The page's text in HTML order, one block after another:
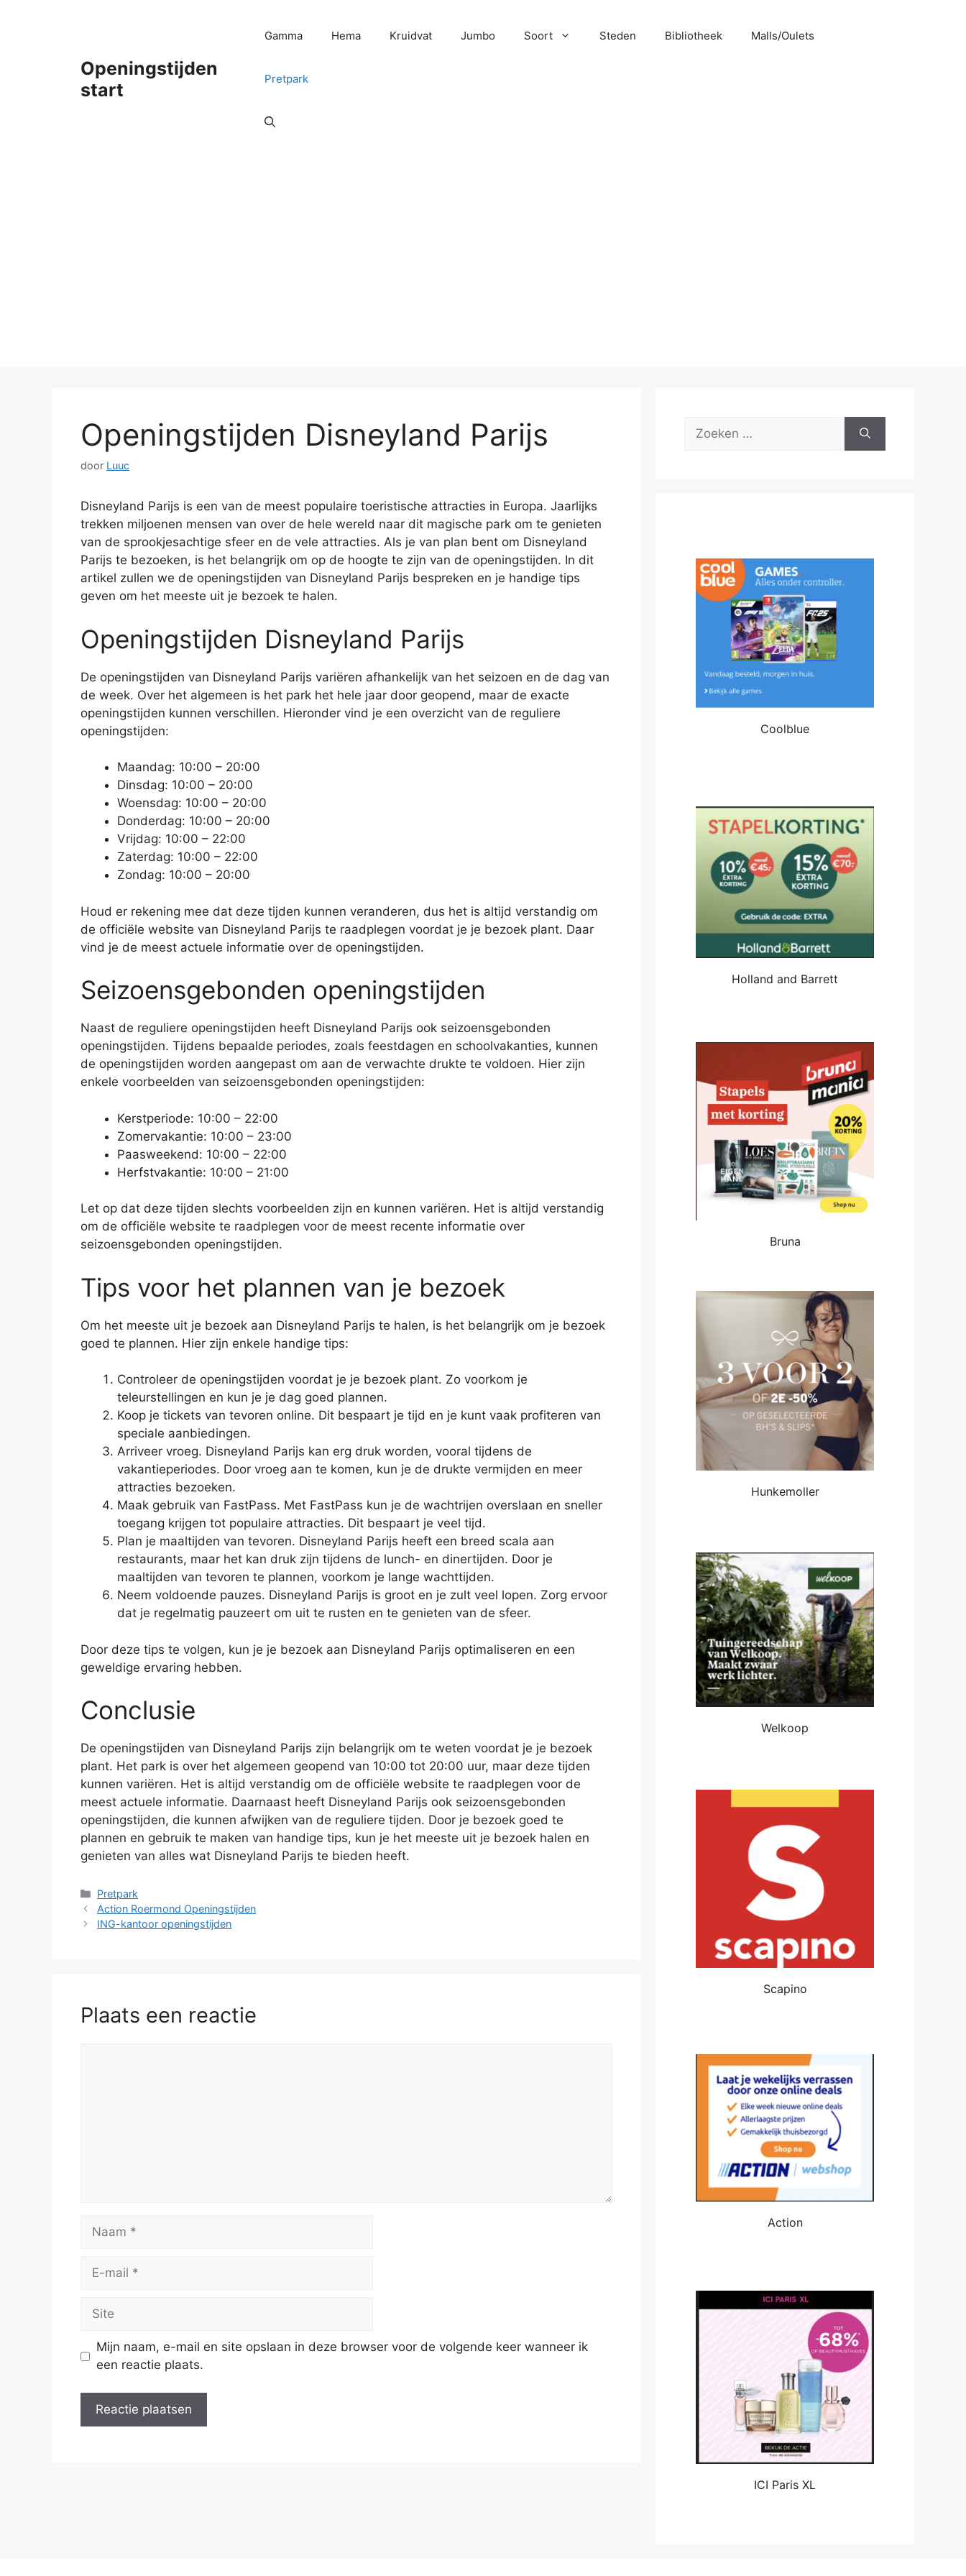
Openingstijden
start
Gamma Hema Kruidvat Jumbo Soort Steden Bibliotheek Malls/Oulets
Pretpark
Openingstijden Disneyland Parijs
door Luuc
Disneyland Parijs is een van de meest populaire toeristische attracties in Europa. Jaarlijks
trekken miljoenen mensen van over de hele wereld naar dit magische park om te genieten
van de sprookjesachtige sfeer en de vele attracties. Als je van plan bent om Disneyland
Parijs te bezoeken, is het belangrijk om op de hoogte te zijn van de openingstijden. In dit
artikel zullen we de openingstijden van Disneyland Parijs bespreken en je handige tips
geven om het meeste uit je bezoek te halen.
Openingstijden Disneyland Parijs
De openingstijden van Disneyland Parijs variëren afhankelijk van het seizoen en de dag van
de week. Over het algemeen is het park het hele jaar door geopend, maar de exacte
openingstijden kunnen verschillen. Hieronder vind je een overzicht van de reguliere
openingstijden:
Maandag: 10:00 – 20:00
Dinsdag: 10:00 – 20:00
Woensdag: 10:00 – 20:00
Donderdag: 10:00 – 20:00
Vrijdag: 10:00 – 22:00
Zaterdag: 10:00 – 22:00
Zondag: 10:00 – 20:00
Houd er rekening mee dat deze tijden kunnen veranderen, dus het is altijd verstandig om
de officiële website van Disneyland Parijs te raadplegen voordat je je bezoek plant. Daar
vind je de meest actuele informatie over de openingstijden.
Seizoensgebonden openingstijden
Naast de reguliere openingstijden heeft Disneyland Parijs ook seizoensgebonden
openingstijden. Tijdens bepaalde periodes, zoals feestdagen en schoolvakanties, kunnen
de openingstijden worden aangepast om aan de verwachte drukte te voldoen. Hier zijn
enkele voorbeelden van seizoensgebonden openingstijden:
Kerstperiode: 10:00 – 22:00
Zomervakantie: 10:00 – 23:00
Paasweekend: 10:00 – 22:00
Herfstvakantie: 10:00 – 21:00
Let op dat deze tijden slechts voorbeelden zijn en kunnen variëren. Het is altijd verstandig
om de officiële website te raadplegen voor de meest recente informatie over
seizoensgebonden openingstijden.
Tips voor het plannen van je bezoek
Om het meeste uit je bezoek aan Disneyland Parijs te halen, is het belangrijk om je bezoek
goed te plannen. Hier zijn enkele handige tips:
Controleer de openingstijden voordat je je bezoek plant. Zo voorkom je
teleurstellingen en kun je je dag goed plannen.
Koop je tickets van tevoren online. Dit bespaart je tijd en je kunt vaak profiteren van
speciale aanbiedingen.
Arriveer vroeg. Disneyland Parijs kan erg druk worden, vooral tijdens de
vakantieperiodes. Door vroeg aan te komen, kun je de drukte vermijden en meer
attracties bezoeken.
Maak gebruik van FastPass. Met FastPass kun je de wachtrijen overslaan en sneller
toegang krijgen tot populaire attracties. Dit bespaart je veel tijd.
Plan je maaltijden van tevoren. Disneyland Parijs heeft een breed scala aan
restaurants, maar het kan druk zijn tijdens de lunch- en dinertijden. Door je
maaltijden van tevoren te plannen, voorkom je lange wachttijden.
Neem voldoende pauzes. Disneyland Parijs is groot en je zult veel lopen. Zorg ervoor
dat je regelmatig pauzeert om uit te rusten en te genieten van de sfeer.
Door deze tips te volgen, kun je je bezoek aan Disneyland Parijs optimaliseren en een
geweldige ervaring hebben.
Conclusie
De openingstijden van Disneyland Parijs zijn belangrijk om te weten voordat je je bezoek
plant. Het park is over het algemeen geopend van 10:00 tot 20:00 uur, maar deze tijden
kunnen variëren. Het is altijd verstandig om de officiële website te raadplegen voor de
meest actuele informatie. Daarnaast heeft Disneyland Parijs ook seizoensgebonden
openingstijden, die kunnen afwijken van de reguliere tijden. Door je bezoek goed te
plannen en gebruik te maken van handige tips, kun je het meeste uit je bezoek halen en
genieten van alles wat Disneyland Parijs te bieden heeft.
Categorieën
Pretpark
Action Roermond Openingstijden
ING-kantoor openingstijden
Plaats een reactie
Naam
Site
Mijn naam, e-mail en site opslaan in deze browser voor de volgende keer wanneer ik
een reactie plaats.
Zoek
Coolblue
Holland and Barrett
Bruna
Hunkemoller
Welkoop
Scapino
Action
ICI Paris XL